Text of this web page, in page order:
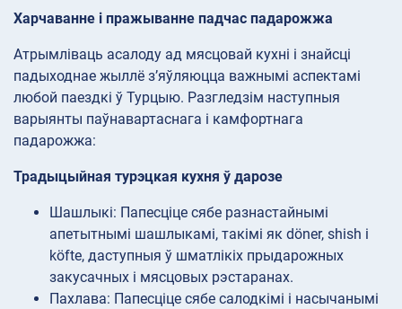
Харчаванне і пражыванне падчас падарожжа
Атрымліваць асалоду ад мясцовай кухні і знайсці
падыходнае жыллё з’яўляюцца важнымі аспектамі
любой паездкі ў Турцыю. Разгледзім наступныя
варыянты паўнавартаснага і камфортнага
падарожжа:
Традыцыйная турэцкая кухня ў дарозе
Шашлыкі: Папесціце сябе разнастайнымі
апетытнымі шашлыкамі, такімі як döner, shish і
köfte, даступныя ў шматлікіх прыдарожных
закусачных і мясцовых рэстаранах.
Пахлава: Папесціце сябе салодкімі і насычанымі